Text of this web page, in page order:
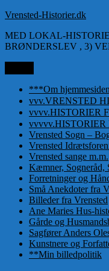
Videre
indhold
Vrensted-Historier.dk
MED LOKAL-
BRØNDERSLEV , 3)
***Om hjemmesiden
vvv.VRENSTED
vvvv.HISTORIER
Vrensted Sogn –
Vrensted
Vrensted sange m.m.
Kæmner, Sogneråd,
Forretninger og
Små Anekdoter fra
Billeder fra Vrensted
Ane Maries Hus-
Gårde og
Sagfører Anders
Kunstnere og
**Min billedpolitik